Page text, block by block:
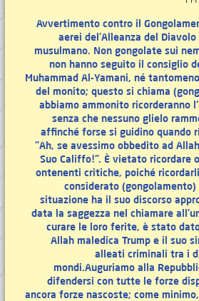
Avvertimento contro il
aerei del'Alleanza del
musulmano. Non gongolate sui
non hanno seguito il consiglio
Muhammad Al-Yamani, né
del monito; questo si chiama
abbiamo ammonito ricorderanno
senza che nessuno glielo
affinché forse si guidino quando
"Ah, se avessimo obbedito ad
Suo Califfo!". È vietato ricordare
ontenenti critiche, poiché
considerato (gongolamento)
situazione ha il suo discorso
data la saggezza nel chiamare
curare le loro ferite, è stato
Allah maledica Trump e il suo
alleati criminali tra i
mondi.Auguriamo alla
difendersi con tutte le forze
ancora forze nascoste; come